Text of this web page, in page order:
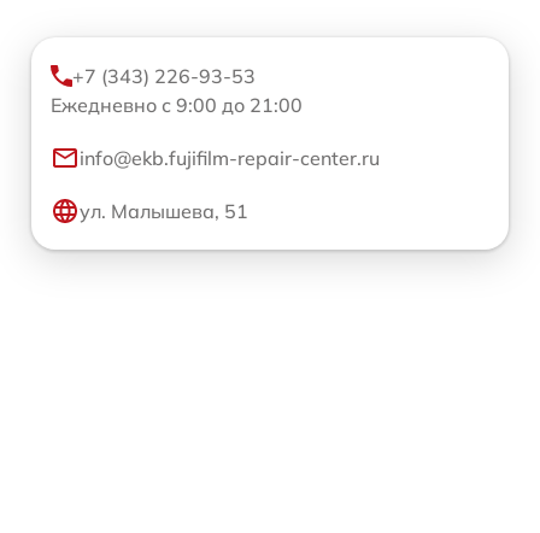
+7 (343) 226-93-53
Ежедневно с 9:00 до 21:00
info@ekb.fujifilm-repair-center.ru
ул. Малышева, 51